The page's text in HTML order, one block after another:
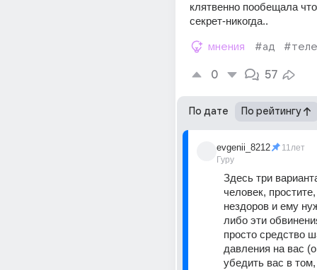
клятвенно пообещала
секрет-никогда..
мнения #ад
0 57
По дате По рейтингу
evgenii_8212
Гуру
11лет
Здесь три
человек,
нездоров и ему
либо эти
просто средство
давления на вас
убедить вас в